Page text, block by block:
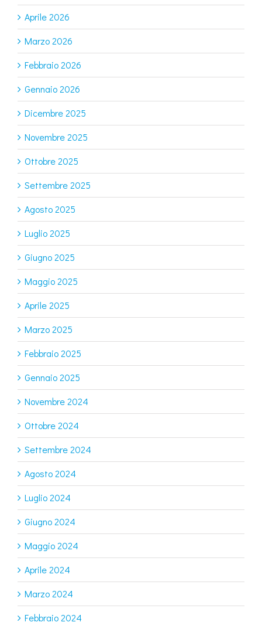
Aprile 2026
Marzo 2026
Febbraio 2026
Gennaio 2026
Dicembre 2025
Novembre 2025
Ottobre 2025
Settembre 2025
Agosto 2025
Luglio 2025
Giugno 2025
Maggio 2025
Aprile 2025
Marzo 2025
Febbraio 2025
Gennaio 2025
Novembre 2024
Ottobre 2024
Settembre 2024
Agosto 2024
Luglio 2024
Giugno 2024
Maggio 2024
Aprile 2024
Marzo 2024
Febbraio 2024